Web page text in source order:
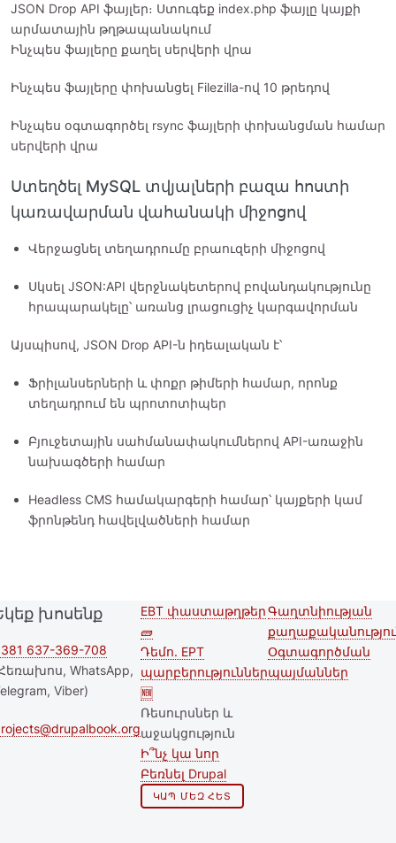
JSON Drop API ֆայլեր։ Ստուգեք index.php ֆայլը կայքի
արմատային թղթապանակում
Ինչպես ֆայլերը քաղել սերվերի վրա
Ինչպես ֆայլերը փոխանցել Filezilla-ով 10 թրեդով
Ինչպես օգտագործել rsync ֆայլերի փոխանցման համար
սերվերի վրա
Ստեղծել MySQL տվյալների բազա հոստի
կառավարման վահանակի միջոցով
Վերջացնել տեղադրումը բրաուզերի միջոցով
Սկսել JSON:API վերջնակետերով բովանդակությունը
հրապարակելը՝ առանց լրացուցիչ կարգավորման
Այսպիսով, JSON Drop API-ն իդեալական է՝
Ֆրիլանսերների և փոքր թիմերի համար, որոնք
տեղադրում են պրոտոտիպեր
Բյուջետային սահմանափակումներով API-առաջին
նախագծերի համար
Headless CMS համակարգերի համար՝ կայքերի կամ
ֆրոնթենդ հավելվածների համար
խոսենք
637-369-708
WhatsApp,
Viber)
Second
footer
menu
EBT փաստաթղթեր
🧱
Դեմո. EPT
պարբերություններ
🆕
Ռեսուրսներ և
աջակցություն
Ի՞նչ կա նոր
Բեռնել Drupal
ԿԱՊ ՄԵԶ ՀԵՏ
Footer menu
Գաղտնիության
Օգտագործման
պայմաններ